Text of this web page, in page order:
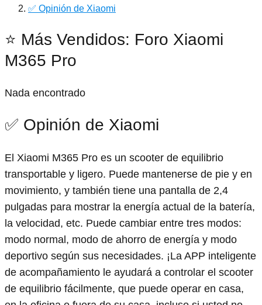
✅ Opinión de Xiaomi
⭐ Más Vendidos: Foro Xiaomi
M365 Pro
Nada encontrado
✅ Opinión de Xiaomi
El Xiaomi M365 Pro es un scooter de equilibrio
transportable y ligero. Puede mantenerse de pie y en
movimiento, y también tiene una pantalla de 2,4
pulgadas para mostrar la energía actual de la batería,
la velocidad, etc. Puede cambiar entre tres modos:
modo normal, modo de ahorro de energía y modo
deportivo según sus necesidades. ¡La APP inteligente
de acompañamiento le ayudará a controlar el scooter
de equilibrio fácilmente, que puede operar en casa,